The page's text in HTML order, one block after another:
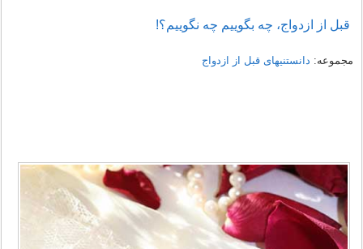
قبل از ازدواج، چه بگوییم چه نگوییم؟!
مجموعه: دانستنیهای قبل از ازدواج